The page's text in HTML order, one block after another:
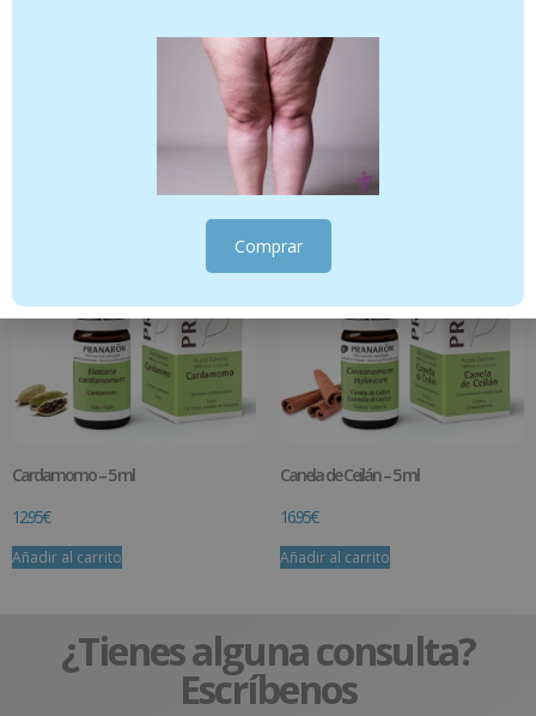
Cedro del Atlas – 10 ml
6.95€
Añadir al carrito
Cardamomo – 5 ml
12.95€
Añadir al carrito
Canela de Ceilán – 5 ml
16.95€
Añadir al carrito
¿Tienes alguna consulta?
Escríbenos
Comprar